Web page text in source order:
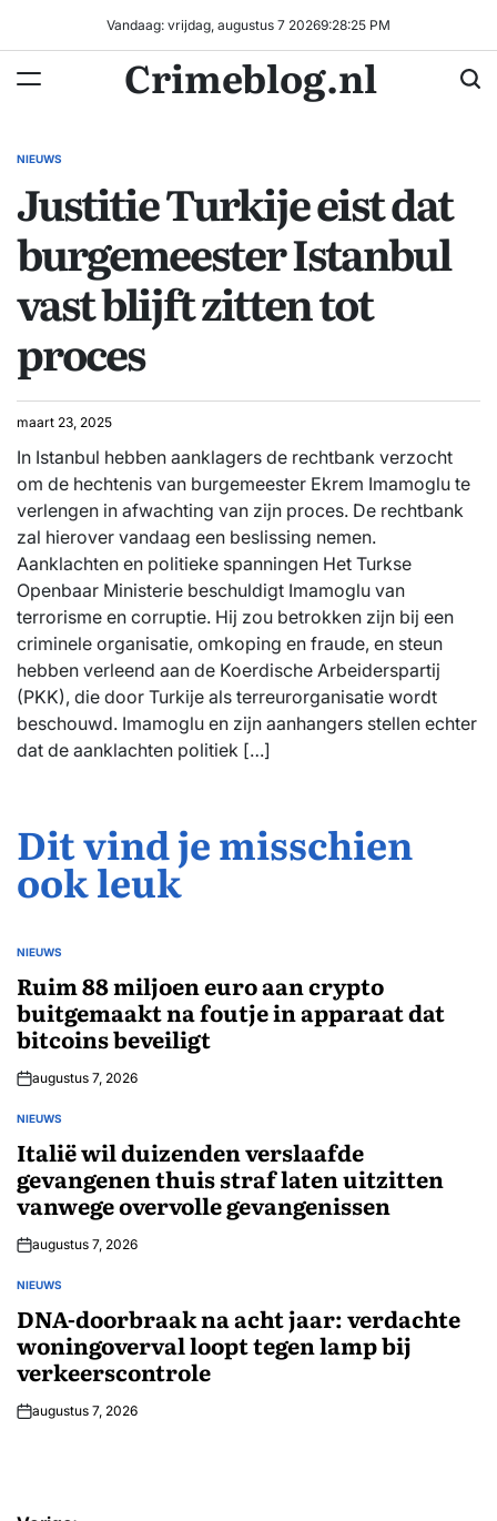
inhoud
Vandaag: vrijdag, augustus 7 20269:28:26 PM
Crimeblog.nl
GEPLAATST
NIEUWS
Justitie Turkije eist dat
burgemeester Istanbul
vast blijft zitten tot
proces
maart 23, 2025
In Istanbul hebben aanklagers de rechtbank verzocht
om de hechtenis van burgemeester Ekrem Imamoglu te
verlengen in afwachting van zijn proces. De rechtbank
zal hierover vandaag een beslissing nemen.
Aanklachten en politieke spanningen Het Turkse
Openbaar Ministerie beschuldigt Imamoglu van
terrorisme en corruptie. Hij zou betrokken zijn bij een
criminele organisatie, omkoping en fraude, en steun
hebben verleend aan de Koerdische Arbeiderspartij
(PKK), die door Turkije als terreurorganisatie wordt
beschouwd. Imamoglu en zijn aanhangers stellen echter
dat de aanklachten politiek […]
Dit vind je misschien
ook leuk
GEPLAATST
NIEUWS
Ruim 88 miljoen euro aan crypto
buitgemaakt na foutje in apparaat dat
bitcoins beveiligt
augustus 7, 2026
GEPLAATST
NIEUWS
Italië wil duizenden verslaafde
gevangenen thuis straf laten uitzitten
vanwege overvolle gevangenissen
augustus 7, 2026
GEPLAATST
NIEUWS
DNA-doorbraak na acht jaar: verdachte
woningoverval loopt tegen lamp bij
verkeerscontrole
augustus 7, 2026